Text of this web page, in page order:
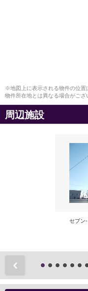
※地図上に表示される物件の位置
物件所在地とは異なる場合がござ
周辺施設
セブン